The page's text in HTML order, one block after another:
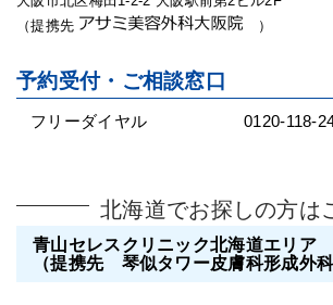
（提携先
）
予約受付・ご相談窓口
フリーダイヤル 0120-118-
北海道でお探しの方は
青山セレスクリニック北海道エリア
（提携先 琴似タワー皮膚科形成外科